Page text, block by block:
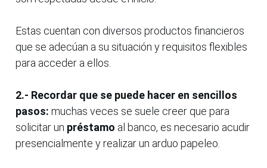
Estas cuentan con diversos productos financieros
que se adecúan a su situación y requisitos flexibles
para acceder a ellos.
2.- Recordar que se puede hacer en sencillos
pasos: muchas veces se suele creer que para
solicitar un préstamo al banco, es necesario acudir
presencialmente y realizar un arduo papeleo.